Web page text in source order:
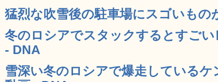
猛烈な吹雪後の駐車場にスゴいもの
冬のロシアでスタックするとすご
- DNA
雪深い冬のロシアで爆走している